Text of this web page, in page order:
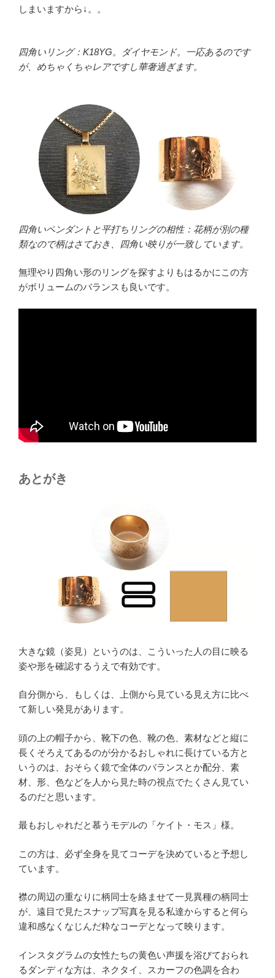
しまいますから↓。。
四角いリング：K18YG。ダイヤモンド。一応あるのです
が、めちゃくちゃレアですし華奢過ぎます。
四角いペンダントと平打ちリングの相性：花柄が別の種
類なので柄はさておき、四角い映りが一致しています。
無理やり四角い形のリングを探すよりもはるかにこの方
がボリュームのバランスも良いです。
あとがき
大きな鏡（姿見）というのは、こういった人の目に映る
姿や形を確認するうえで有効です。
自分側から、もしくは、上側から見ている見え方に比べ
て新しい発見があります。
頭の上の帽子から、靴下の色、靴の色、素材などと縦に
長くそろえてあるのが分かるおしゃれに長けている方と
いうのは、おそらく鏡で全体のバランスとか配分、素
材、形、色などを人から見た時の視点でたくさん見てい
るのだと思います。
最もおしゃれだと慕うモデルの「ケイト・モス」様。
この方は、必ず全身を見てコーデを決めていると予想し
ています。
襟の周辺の重なりに柄同士を絡ませて一見異種の柄同士
が、遠目で見たスナップ写真を見る私達からすると何ら
違和感なくなじんだ粋なコーデとなって映ります。
インスタグラムの女性たちの黄色い声援を浴びておられ
るダンディな方は、ネクタイ、スカーフの色調を合わ